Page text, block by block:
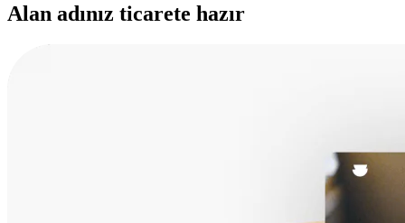
Alan adınız ticarete hazır